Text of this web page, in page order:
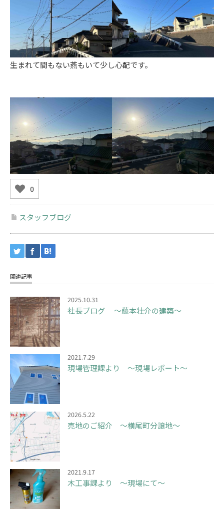
生まれて間もない燕もいて少し心配です。
0
スタッフブログ
関連記事
2025.10.31
社長ブログ ～藤本壮介の建築～
2021.7.29
現場管理課より ～現場レポート～
2026.5.22
売地のご紹介 ～横尾町分譲地～
2021.9.17
木工事課より ～現場にて～